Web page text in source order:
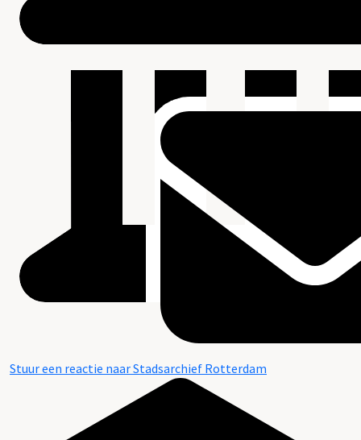
Stuur een reactie naar Stadsarchief Rotterdam